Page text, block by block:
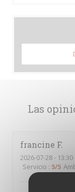
Las
francine F
2026-07-28-
Servicio : 5/5